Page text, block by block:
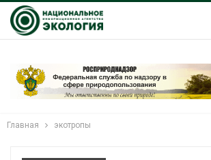
Главная экотропы